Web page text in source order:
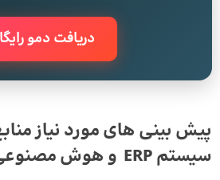
دریافت دمو
پیش بینی های مورد نیاز
سیستمERP و هوش